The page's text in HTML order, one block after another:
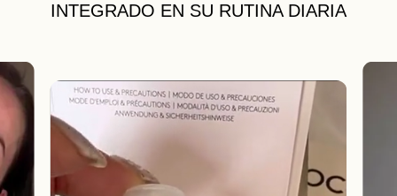
INTEGRADO EN SU RUTINA DIARIA